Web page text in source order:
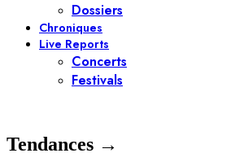
Dossiers
Chroniques
Live Reports
Concerts
Festivals
Tendances →